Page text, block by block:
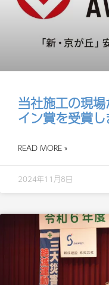
当社施工の現
イン賞を受賞
READ MORE »
2024年11月8日